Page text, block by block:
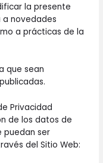
la presente
novedades
a prácticas de la
que sean
Privacidad
de los datos de
puedan ser
del Sitio Web: